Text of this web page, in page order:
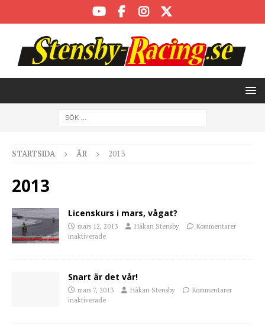
STARTSIDA ÅR 2013
2013
Licenskurs i mars, vågat?
mars 12, 2013 Håkan Stensby
Kommentarer
inaktiverade
Snart är det vår!
mars 7, 2013 Håkan Stensby
Kommentarer
inaktiverade